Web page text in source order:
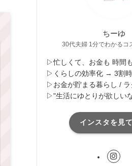
ちーゆ
30代夫婦 1分でわかるコ
▷忙しくて、お金も 時間
▷くらしの効率化 → 3割
▷お金が貯まる暮らし / ラ
▷"生活にゆとりが欲しい
インスタを見